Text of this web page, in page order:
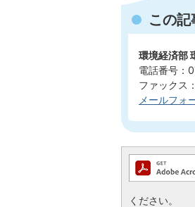
この
環境経済部
電話番号：
ファックス
メールフォ
ください。